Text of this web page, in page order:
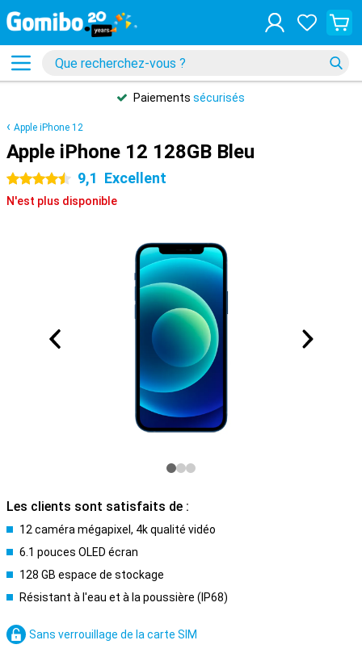
Paiements sécurisés
Apple iPhone 12
Apple iPhone 12 128GB Bleu
4.5 étoiles 9,1 Excellent
N'est plus disponible
Les clients sont satisfaits de :
12 caméra mégapixel, 4k qualité vidéo
6.1 pouces OLED écran
128 GB espace de stockage
Résistant à l'eau et à la poussière (IP68)
Sans verrouillage de la carte SIM